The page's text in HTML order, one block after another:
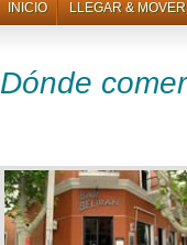
INICIO LLEGAR &
Dónde